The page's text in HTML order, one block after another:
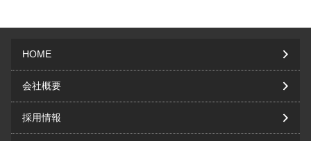
HOME
会社概要
採用情報